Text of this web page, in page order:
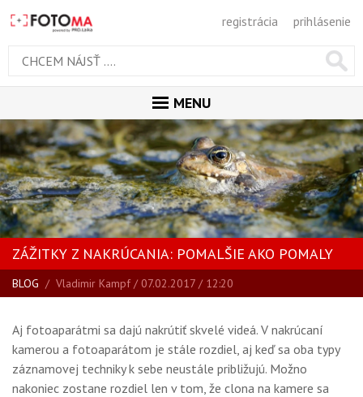
registrácia prihlásenie
MENU
ÚVOD
MAGAZÍN
VŠETKY ČLÁNKY
RECENZIE
NOVINKY
BLOG
ŠKOLA FOTOGRAFIE
GALÉRIA
ZÁŽITKY Z NAKRÚCANIA: POMALŠIE AKO POMALY
BLOG / Vladimir Kampf/ 07.02.2017 / 12:20
Aj fotoaparátmi sa dajú nakrútiť skvelé videá. V nakrúcaní
kamerou a fotoaparátom je stále rozdiel, aj keď sa oba typy
záznamovej techniky k sebe neustále približujú. Možno
nakoniec zostane rozdiel len v tom, že clona na kamere sa